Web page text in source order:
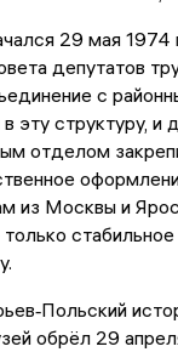
29 мая
депутатов
с
структуру, и
отделом
из Москвы и
стабильное
обрёл 29